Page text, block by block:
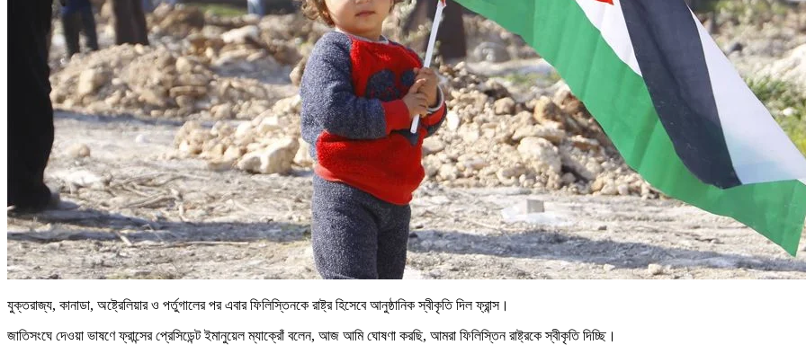
যুক্তরাজ্য, কানাডা, অষ্ট্রেলিয়ার ও পর্তুগালের পর এবার ফিলিস্তিনকে রাষ্ট্র হিসেবে আনুষ্ঠানিক স্বীকৃতি দিল ফ্রান্স।
জাতিসংঘে দেওয়া ভাষণে ফ্রান্সের প্রেসিডেন্ট ইমানুয়েল ম্যাক্রোঁ বলেন, আজ আমি ঘোষণা করছি, আমরা ফিলিস্তিন রাষ্ট্রকে স্বীকৃতি দিচ্ছি।